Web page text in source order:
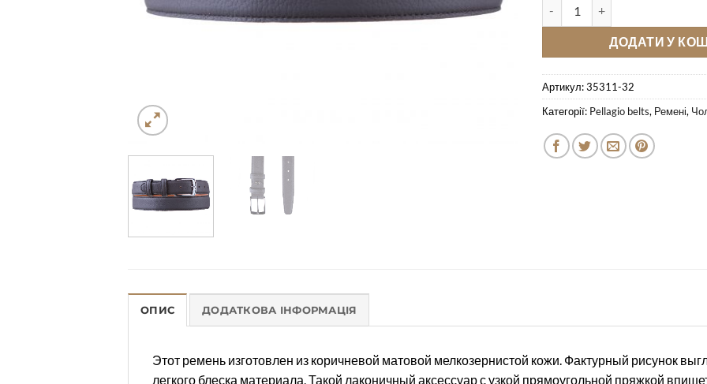
ДОДАТИ У
Артикул:35311-32
Категорії: Pellagio belts, Ремені,
ОПИС ДОДАТКОВА ІНФОРМАЦІЯ
Этот ремень изготовлен из коричневой матовой мелкозернистой кожи. Фактурный рисунок
легкого блеска материала. Такой лаконичный аксессуар с узкой прямоугольной пряжкой